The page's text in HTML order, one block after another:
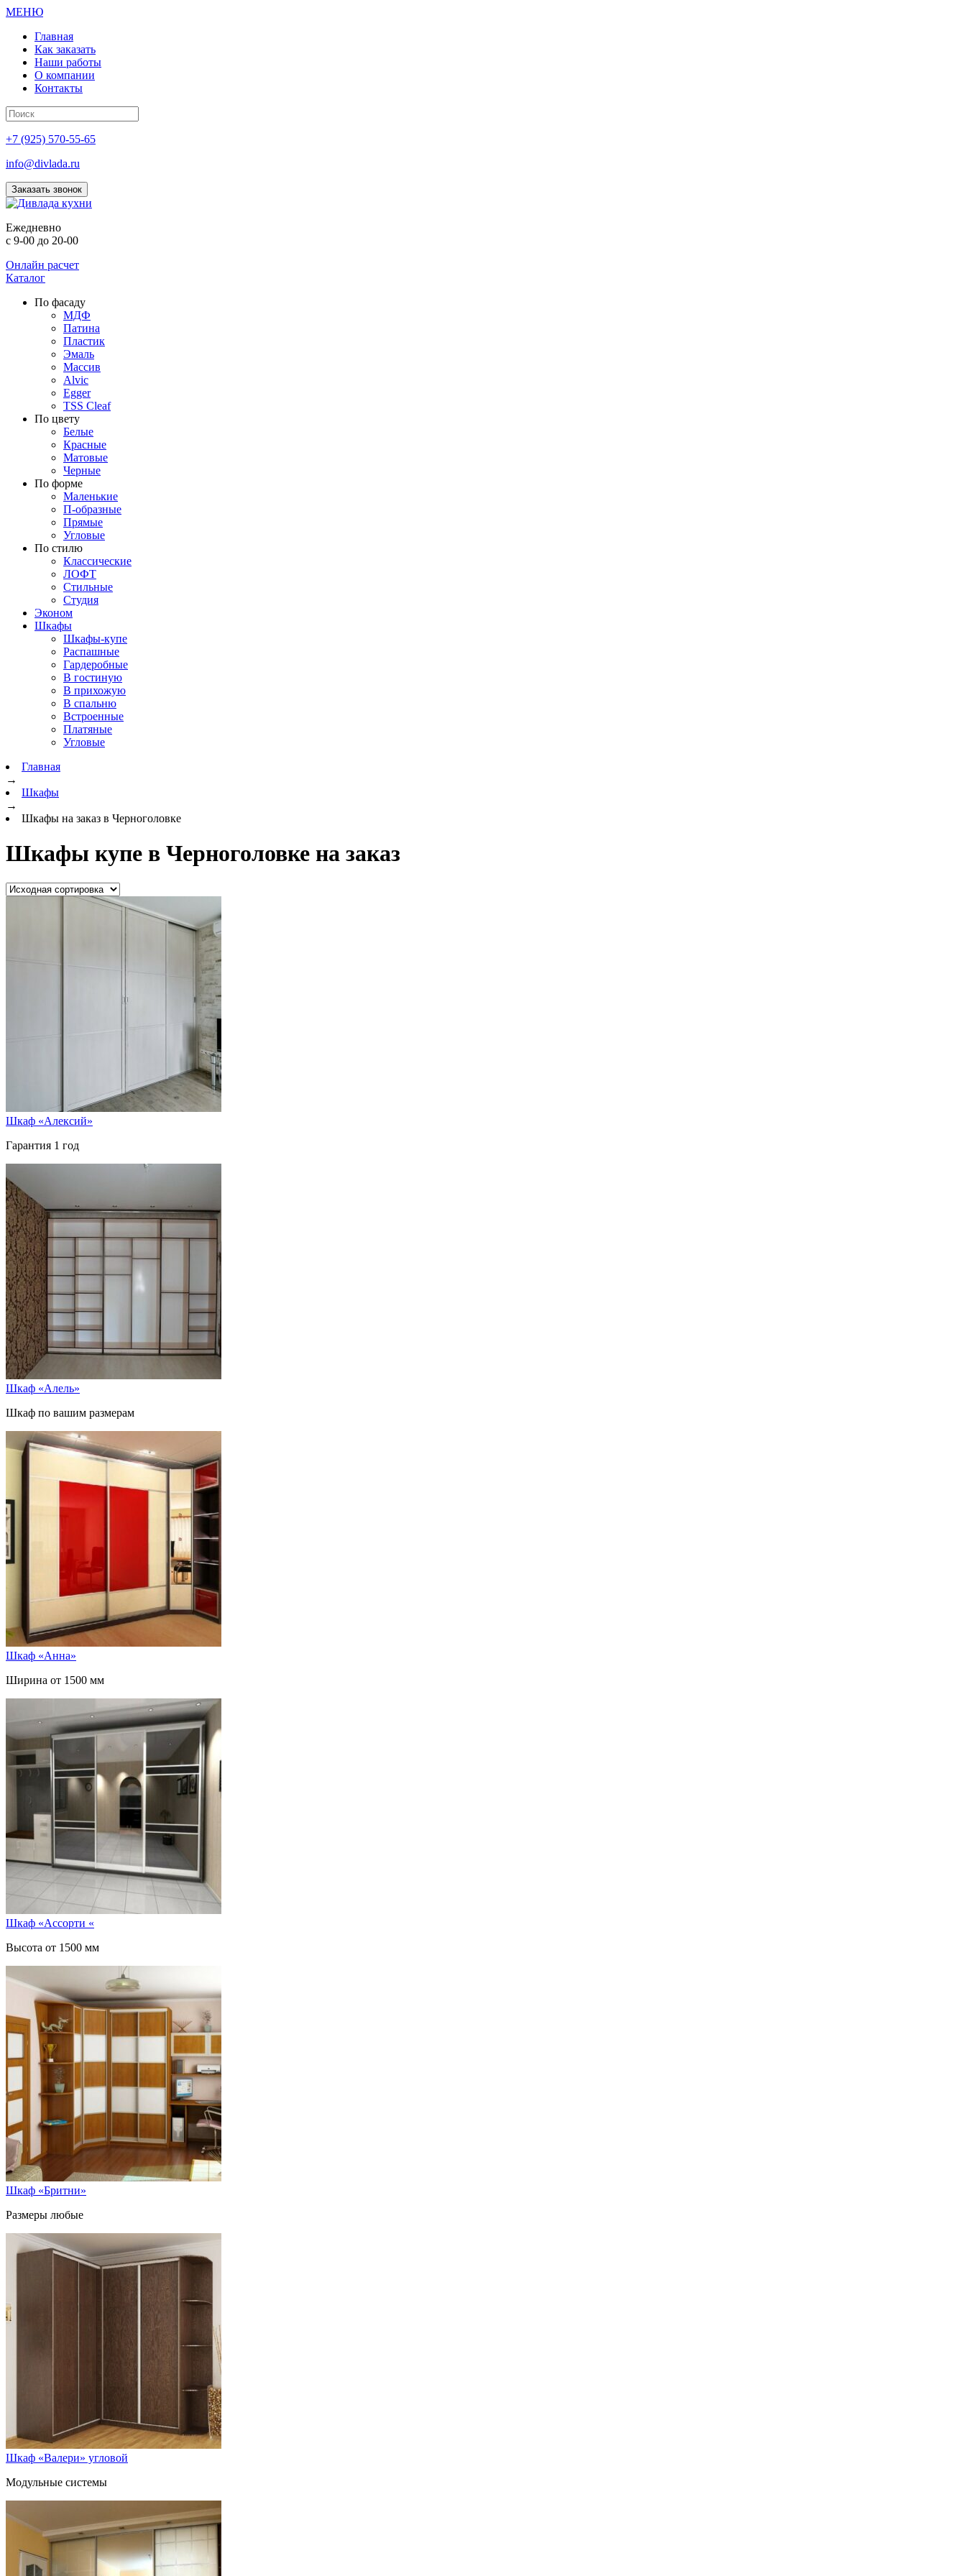
МЕНЮ
Главная
Как заказать
Наши работы
О компании
Контакты
+7 (925) 570-55-65
info@divlada.ru
Заказать звонок
Ежедневно
с 9-00 до 20-00
Онлайн расчет
Каталог
По фасаду
МДФ
Патина
Пластик
Эмаль
Массив
Alvic
Egger
TSS Cleaf
По цвету
Белые
Красные
Матовые
Черные
По форме
Маленькие
П-образные
Прямые
Угловые
По стилю
Классические
ЛОФТ
Стильные
Студия
Эконом
Шкафы
Шкафы-купе
Распашные
Гардеробные
В гостиную
В прихожую
В спальню
Встроенные
Платяные
Угловые
Главная
→
Шкафы
→
Шкафы на заказ в Черноголовке
Шкафы купе в Черноголовке на заказ
Шкаф «Алексий»
Гарантия 1 год
Шкаф «Алель»
Шкаф по вашим размерам
Шкаф «Анна»
Ширина от 1500 мм
Шкаф «Ассорти «
Высота от 1500 мм
Шкаф «Бритни»
Размеры любые
Шкаф «Валери» угловой
Модульные системы